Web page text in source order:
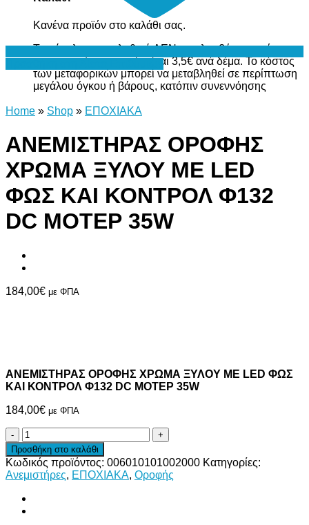
Κανένα προϊόν στο καλάθι σας.
Το σύνολο του καλαθιού ΔΕΝ περιλαμβάνει το κόστος
μεταφορικών, το οποίο είναι 3,5€ ανά δέμα. Το κόστος
των μεταφορικών μπορεί να μεταβληθεί σε περίπτωση
μεγάλου όγκου ή βάρους, κατόπιν συνεννόησης
Home » Shop » ΕΠΟΧΙΑΚΑ
ΑΝΕΜΙΣΤΗΡΑΣ ΟΡΟΦΗΣ
ΧΡΩΜΑ ΞΥΛΟΥ ΜΕ LED
ΦΩΣ ΚΑΙ ΚΟΝΤΡΟΛ Φ132
DC ΜΟΤΕΡ 35W
184,00€ με ΦΠΑ
ΑΝΕΜΙΣΤΗΡΑΣ ΟΡΟΦΗΣ ΧΡΩΜΑ ΞΥΛΟΥ ΜΕ LED ΦΩΣ
ΚΑΙ ΚΟΝΤΡΟΛ Φ132 DC ΜΟΤΕΡ 35W
184,00€ με ΦΠΑ
ΑΝΕΜΙΣΤΗΡΑΣ
ΟΡΟΦΗΣ
ΧΡΩΜΑ
ΞΥΛΟΥ
ΜΕ
LED
ΦΩΣ
Προσθήκη στο καλάθι
Κωδικός προϊόντος: 006010101002000 Κατηγορίες:
Ανεμιστήρες, ΕΠΟΧΙΑΚΑ, Οροφής